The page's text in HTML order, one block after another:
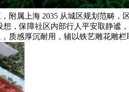
属上海 2035 从城区规划范畴，
，保障社区内部行人平安取静
质感厚沉耐用，辅以铁艺雕花雕